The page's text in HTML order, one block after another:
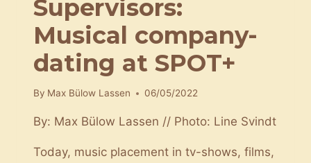
Supervisors:
Musical company-
dating at SPOT+
By Max Bülow Lassen 06/05/2022
By: Max Bülow Lassen // Photo: Line Svindt
Today, music placement in tv-shows, films,